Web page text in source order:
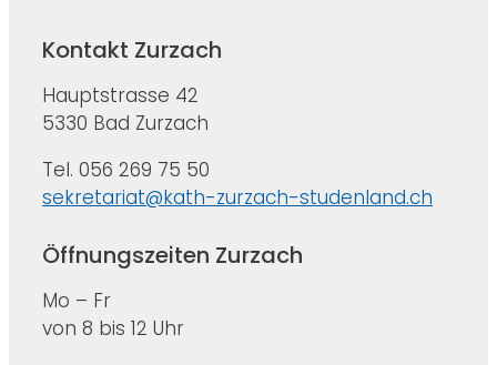
Kontakt Zurzach
Hauptstrasse 42
5330 Bad Zurzach
Tel. 056 269 75 50
sekretariat@kath-zurzach-studenland.ch
Öffnungszeiten Zurzach
Mo – Fr
von 8 bis 12 Uhr